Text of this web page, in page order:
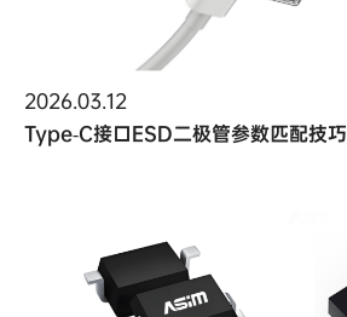
2026.03.12
Type‑C接口ESD二极管参数匹配技巧